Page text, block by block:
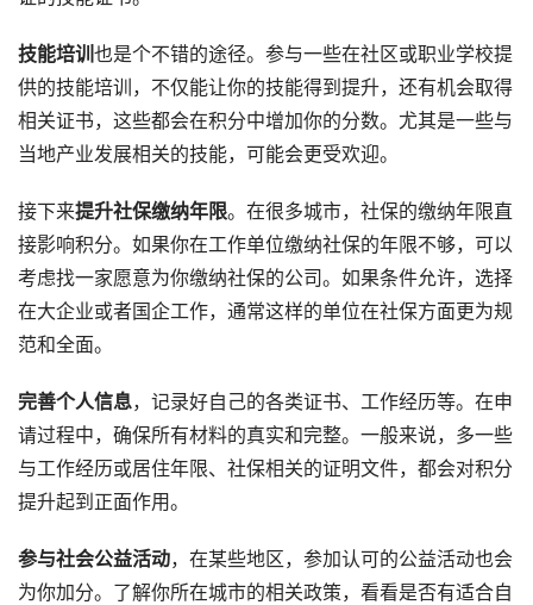
技能培训 也是个不错的途径。参与一些在社区或职业学校提
供的技能培训，不仅能让你的技能得到提升，还有机会取得
相关证书，这些都会在积分中增加你的分数。尤其是一些与
当地产业发展相关的技能，可能会更受欢迎。
接下来提升社保缴纳年限。在很多城市，社保的缴纳年限直
接影响积分。如果你在工作单位缴纳社保的年限不够，可以
考虑找一家愿意为你缴纳社保的公司。如果条件允许，选择
在大企业或者国企工作，通常这样的单位在社保方面更为规
范和全面。
完善个人信息，记录好自己的各类证书、工作经历等。在申
请过程中，确保所有材料的真实和完整。一般来说，多一些
与工作经历或居住年限、社保相关的证明文件，都会对积分
提升起到正面作用。
参与社会公益活动，在某些地区，参加认可的公益活动也会
为你加分。了解你所在城市的相关政策，看看是否有适合自